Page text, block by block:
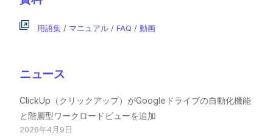
用語集 / マニュアル /FAQ /動画
ニュース
ClickUp（クリックアップ）がGoogleドライブの自動化機能
と階層型ワークロードビューを追加
2026年4月9日